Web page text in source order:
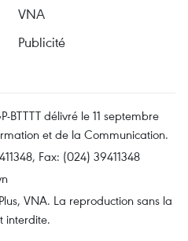
VNA
Publicité
BTTTT délivré le 11 septembre
et de la Communication.
Fax: (024) 39411348
VNA. La reproduction sans la
interdite.